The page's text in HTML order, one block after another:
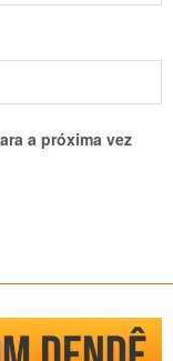
a próxima vez